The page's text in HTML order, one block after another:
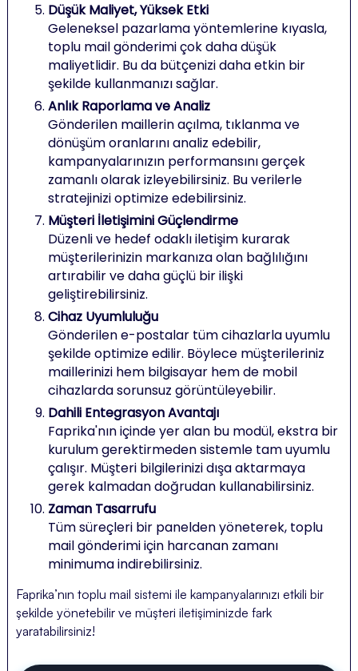
Düşük Maliyet, Yüksek Etki
Geleneksel pazarlama yöntemlerine kıyasla,
toplu mail gönderimi çok daha düşük
maliyetlidir. Bu da bütçenizi daha etkin bir
şekilde kullanmanızı sağlar.
Anlık Raporlama ve Analiz
Gönderilen maillerin açılma, tıklanma ve
dönüşüm oranlarını analiz edebilir,
kampanyalarınızın performansını gerçek
zamanlı olarak izleyebilirsiniz. Bu verilerle
stratejinizi optimize edebilirsiniz.
Müşteri İletişimini Güçlendirme
Düzenli ve hedef odaklı iletişim kurarak
müşterilerinizin markanıza olan bağlılığını
artırabilir ve daha güçlü bir ilişki
geliştirebilirsiniz.
Cihaz Uyumluluğu
Gönderilen e-postalar tüm cihazlarla uyumlu
şekilde optimize edilir. Böylece müşterileriniz
maillerinizi hem bilgisayar hem de mobil
cihazlarda sorunsuz görüntüleyebilir.
Dahili Entegrasyon Avantajı
Faprika'nın içinde yer alan bu modül, ekstra bir
kurulum gerektirmeden sistemle tam uyumlu
çalışır. Müşteri bilgilerinizi dışa aktarmaya
gerek kalmadan doğrudan kullanabilirsiniz.
Zaman Tasarrufu
Tüm süreçleri bir panelden yöneterek, toplu
mail gönderimi için harcanan zamanı
minimuma indirebilirsiniz.
Faprika’nın toplu mail sistemi ile kampanyalarınızı etkili bir
şekilde yönetebilir ve müşteri iletişiminizde fark
yaratabilirsiniz!